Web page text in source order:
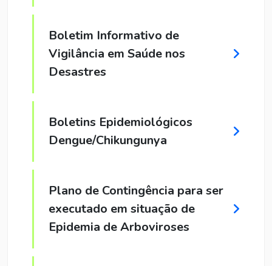
Boletim Informativo de
Vigilância em Saúde nos
Desastres
Boletins Epidemiológicos
Dengue/Chikungunya
Plano de Contingência para ser
executado em situação de
Epidemia de Arboviroses